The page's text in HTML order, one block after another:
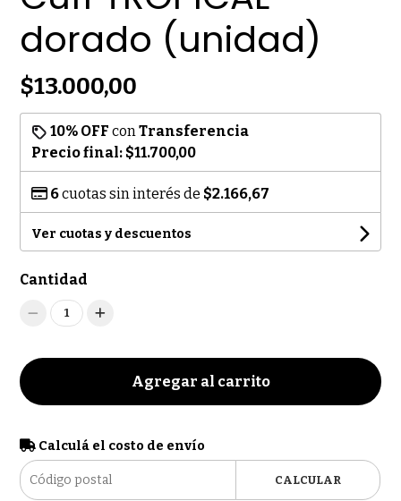
dorado (unidad)
$13.000,00
10% OFF conTransferencia
Precio final: $11.700,00
6cuotas sin interés de $2.166,67
Ver cuotas y descuentos
Cantidad
1
Agregar al carrito
Calculá el costo de envío
CALCULAR